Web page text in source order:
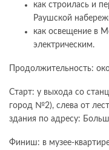
как строилась и
Раушской
как освещение в
электрическим.
Продолжительность:
Старт: у выхода со
город №2), слева от
здания по адресу:
Финиш: в музее-